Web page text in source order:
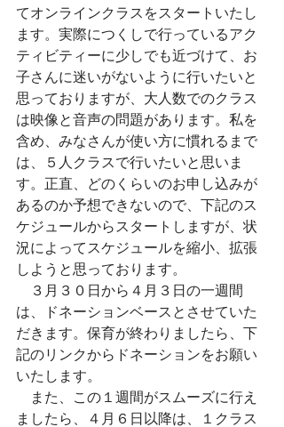
てオンラインクラスをスタートいたし
ます。実際につくしで行っているアク
ティビティーに少しでも近づけて、お
子さんに迷いがないように行いたいと
思っておりますが、大人数でのクラス
は映像と音声の問題があります。私を
含め、みなさんが使い方に慣れるまで
は、５人クラスで行いたいと思いま
す。正直、どのくらいのお申し込みが
あるのか予想できないので、下記のス
ケジュールからスタートしますが、状
況によってスケジュールを縮小、拡張
しようと思っております。
３月３０日から４月３日の一週間
は、ドネーションベースとさせていた
だきます。保育が終わりましたら、下
記のリンクからドネーションをお願い
いたします。
また、この１週間がスムーズに行え
ましたら、４月６日以降は、１クラス